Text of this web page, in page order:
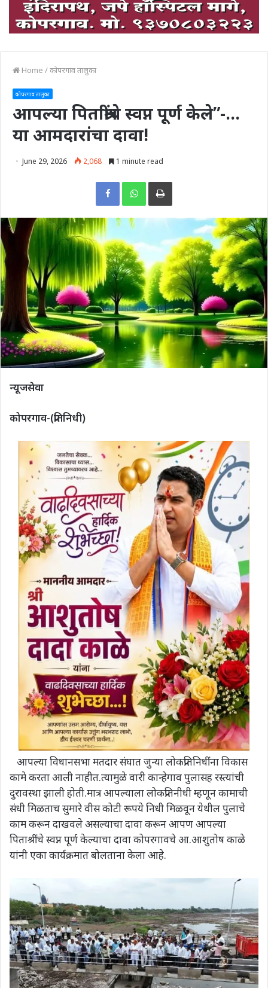
Home /कोपरगाव तालुका
कोपरगाव तालुका
आपल्या पिताश्रींचे स्वप्न पूर्ण केले”-…
या आमदारांचा दावा!
June 29, 2026 2,068 1 minute read
Print
न्यूजसेवा
कोपरगाव-(प्रतिनिधी)
आपल्या विधानसभा मतदार संघात जुन्या लोकप्रतिनिधींना विकास
कामे करता आली नाहीत.त्यामुळे वारी कान्हेगाव पुलासह रस्त्यांची
दुरावस्था झाली होती.मात्र आपल्याला लोकप्रतिनीधी म्हणून कामाची
संधी मिळताच सुमारे वीस कोटी रूपये निधी मिळवून येथील पुलाचे
काम करून दाखवले असल्याचा दावा करून आपण आपल्या
पिताश्रींचे स्वप्न पूर्ण केल्याचा दावा कोपरगावचे आ.आशुतोष काळे
यांनी एका कार्यक्रमात बोलताना केला आहे.